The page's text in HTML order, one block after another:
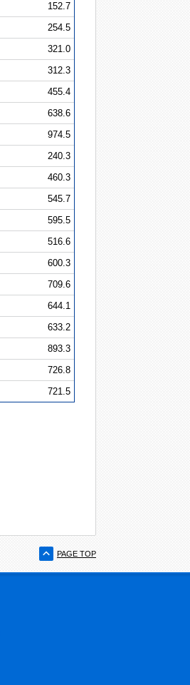
152.7
254.5
321.0
312.3
455.4
638.6
974.5
240.3
460.3
545.7
595.5
516.6
600.3
709.6
644.1
633.2
893.3
726.8
721.5
PAGE TOP